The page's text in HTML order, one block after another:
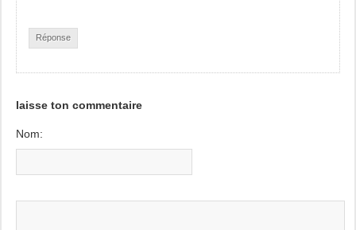
Réponse
laisse ton commentaire
Nom: